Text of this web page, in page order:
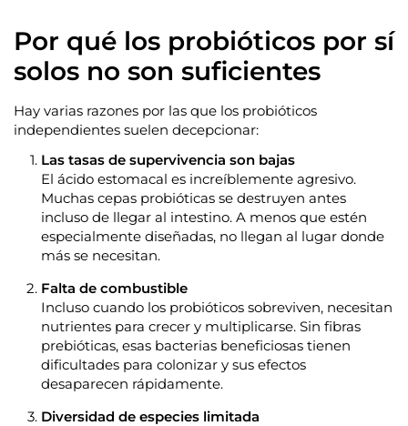
Por qué los probióticos por sí
solos no son suficientes
Hay varias razones por las que los probióticos
independientes suelen decepcionar:
Las tasas de supervivencia son bajas
El ácido estomacal es increíblemente agresivo.
Muchas cepas probióticas se destruyen antes
incluso de llegar al intestino. A menos que estén
especialmente diseñadas, no llegan al lugar donde
más se necesitan.
Falta de combustible
Incluso cuando los probióticos sobreviven, necesitan
nutrientes para crecer y multiplicarse. Sin fibras
prebióticas, esas bacterias beneficiosas tienen
dificultades para colonizar y sus efectos
desaparecen rápidamente.
Diversidad de especies limitada